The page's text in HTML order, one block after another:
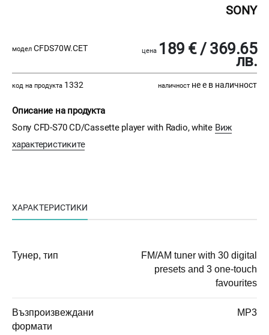
SONY
модел CFDS70W.CET цена 189 € / 369.65
лв.
код на продукта 1332 наличност не е в наличност
Описание на продукта
Sony CFD-S70 CD/Cassette player with Radio, white Виж
характеристиките
ХАРАКТЕРИСТИКИ
Тунер, тип
FM/AM tuner with 30 digital
presets and 3 one-touch
favourites
Възпроизвеждани
формати
MP3